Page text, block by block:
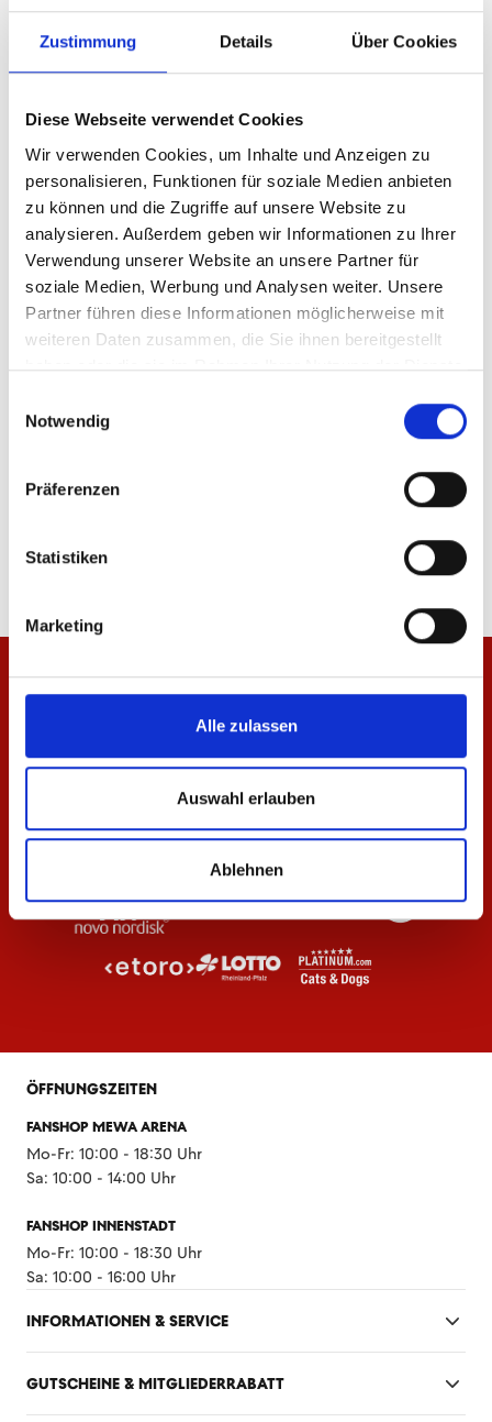
Zustimmung Details Über Cookies
Diese Webseite verwendet Cookies
Wir verwenden Cookies, um Inhalte und Anzeigen zu
personalisieren, Funktionen für soziale Medien anbieten
zu können und die Zugriffe auf unsere Website zu
analysieren. Außerdem geben wir Informationen zu Ihrer
Verwendung unserer Website an unsere Partner für
soziale Medien, Werbung und Analysen weiter. Unsere
Partner führen diese Informationen möglicherweise mit
weiteren Daten zusammen, die Sie ihnen bereitgestellt
haben oder die sie im Rahmen Ihrer Nutzung der Dienste
Notwendig
Präferenzen
Statistiken
Marketing
Alle zulassen
Auswahl erlauben
Ablehnen
IN DEN WARENKORB
Produktdetails
ÄHNLICHE PRODUKTE
Jacke Kleinigkeit Herren Hemd Kleinigkeit
ÖFFNUNGSZEITEN
FANSHOP MEWA ARENA
Mo-Fr: 10:00 - 18:30 Uhr
Sa: 10:00 - 14:00 Uhr
FANSHOP INNENSTADT
Mo-Fr: 10:00 - 18:30 Uhr
Sa: 10:00 - 16:00 Uhr
INFORMATIONEN & SERVICE
GUTSCHEINE & MITGLIEDERRABATT